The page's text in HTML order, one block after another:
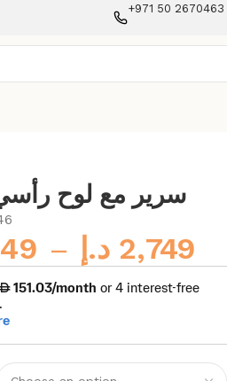
+971 50 2670463
سرير مع لوح
– 2,749 د.إ